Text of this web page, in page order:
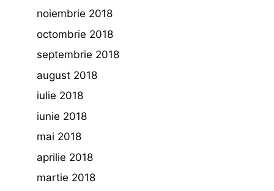
noiembrie 2018
octombrie 2018
septembrie 2018
august 2018
iulie 2018
iunie 2018
mai 2018
aprilie 2018
martie 2018